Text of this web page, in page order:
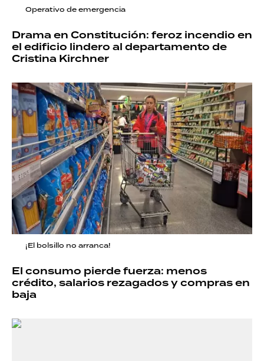
Operativo de emergencia
Drama en Constitución: feroz incendio en
el edificio lindero al departamento de
Cristina Kirchner
¡El bolsillo no arranca!
El consumo pierde fuerza: menos
crédito, salarios rezagados y compras en
baja